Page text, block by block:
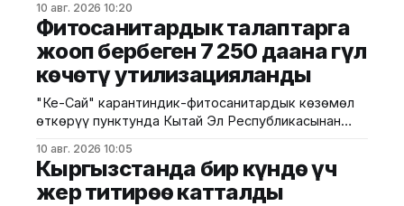
аймактагы өкүлчүлүгүнөн билдиришти.
Маалыматка ылайык, курулуш иштери Нарын–
Баетов унаа жолунун 33–38-чакырымдар
аралыгында, Куланак жана Достук айылдарынын
ортосунда жүргүзүлүп жатат. Облус башчысы
курулуштун сапатына өзгөчө көңүл буруп, бардык
иштерди белгиленген мөөнөттө жана
10 авг. 2026 10:20
Фитосанитардык талаптарга
жооп бербеген 7 250 даана гүл
көчөтү утилизацияланды
"Кең-Сай" карантиндик-фитосанитардык көзөмөл
өткөрүү пунктунда Кытай Эл Республикасынан
ташылып келе жаткан гүл көчөттөрүнө
фитосанитардык көзөмөл жүргүзүлдү. Бул
тууралуу Айыл чарба министрлигинен билдиришти.
10 авг. 2026 10:05
Кыргызстанда бир күндө үч
жер титирөө катталды